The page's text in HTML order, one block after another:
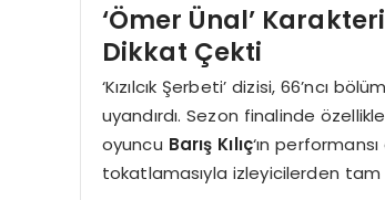
‘Ömer Ünal’
Dikkat Çekti
‘Kızılcık Şerbeti’ dizisi, 66’ncı
uyandırdı. Sezon finalinde
oyuncu Barış Kılıç‘ın
tokatlamasıyla izleyicilerden tam